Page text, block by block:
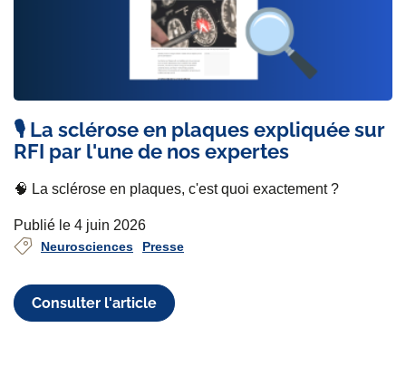
🎙️ La sclérose en plaques expliquée sur
RFI par l'une de nos expertes
🧠 La sclérose en plaques, c'est quoi exactement ?
Publié le 4 juin 2026
Neurosciences Presse
Consulter l'article